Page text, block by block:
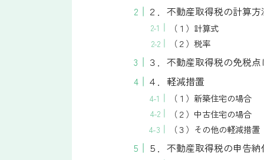
２．不動産取得税の計算方
（１）計算式
（２）税率
３．不動産取得税の免税
４．軽減措置
（１）新築住宅の場合
（２）中古住宅の場合
（３）その他の軽減措置
５．不動産取得税の申告